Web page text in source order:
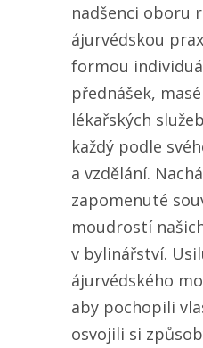
nadšenci oboru
ájurvédskou
formou
přednášek,
lékařských
každý podle
a vzdělání.
zapomenuté
moudrostí
v bylinářství.
ájurvédského
aby pochopili
osvojili si